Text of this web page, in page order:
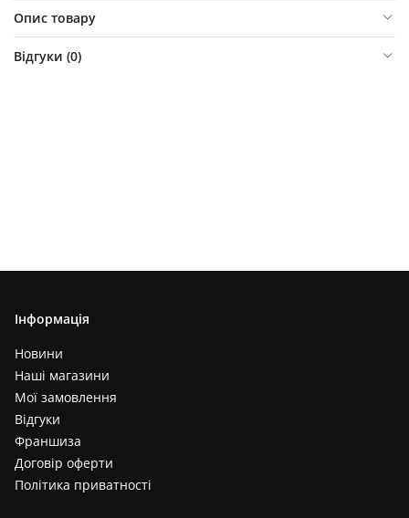
Опис товару
Відгуки (0)
Інформація
Новини
Наші магазини
Мої замовлення
Відгуки
Франшиза
Договір оферти
Політика приватності